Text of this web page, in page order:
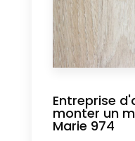
Entreprise
monter un
Marie 974